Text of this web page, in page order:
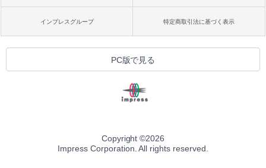
インプレスグループ 特定商取引法に基づく表示
PC版で見る
Copyright ©2026
Impress Corporation. All rights reserved.